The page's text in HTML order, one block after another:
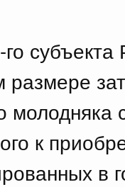
размере
молодняка
к
в